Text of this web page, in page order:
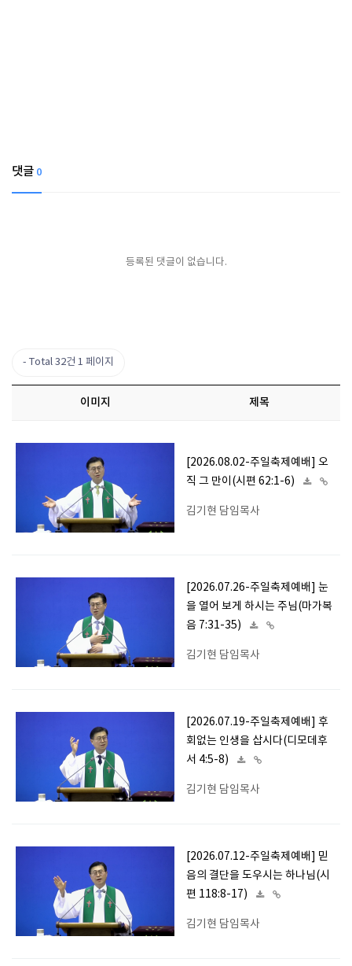
댓글 0
등록된 댓글이 없습니다.
Total 32건 1 페이지
이미지 제목
[2026.08.02-주일축제예배] 오
직 그 만이(시편 62:1-6)
김기현 담임목사
[2026.07.26-주일축제예배] 눈
을 열어 보게 하시는 주님(마가복
음 7:31-35)
김기현 담임목사
[2026.07.19-주일축제예배] 후
회없는 인생을 삽시다(디모데후
서 4:5-8)
김기현 담임목사
[2026.07.12-주일축제예배] 믿
음의 결단을 도우시는 하나님(시
편 118:8-17)
김기현 담임목사